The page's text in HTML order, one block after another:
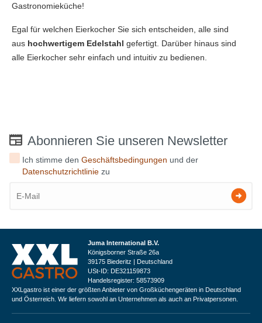
Gastronomieküche!
Egal für welchen Eierkocher Sie sich entscheiden, alle sind
aus hochwertigem Edelstahl gefertigt. Darüber hinaus sind
alle Eierkocher sehr einfach und intuitiv zu bedienen.
Abonnieren Sie unseren Newsletter
Ich stimme denGeschäftsbedingungen und der
Datenschutzrichtlinie zu
Juma International B.V.
Königsborner Straße 26a
39175 Biederitz | Deutschland
USt-ID: DE321159873
Handelsregister: 58573909
XXLgastro ist einer der größten Anbieter von Großküchengeräten in Deutschland
und Österreich. Wir liefern sowohl an Unternehmen als auch an Privatpersonen.